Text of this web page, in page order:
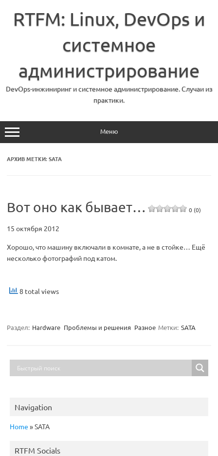
содержимому
RTFM: Linux, DevOps и
системное
администрирование
DevOps-инжиниринг и системное администрирование. Случаи из
практики.
Меню
АРХИВ МЕТКИ:SATA
Вот оно как бывает… 0 (0)
15 октября 2012
Хорошо, что машину включали в комнате, а не в стойке… Ещё
несколько фотографий под катом.
8 total views
Раздел: Hardware Проблемы и решения Разное Метки: SATA
Navigation
Home »SATA
RTFM Socials